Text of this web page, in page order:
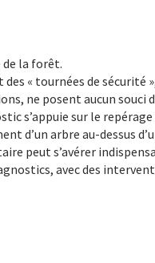
de la forêt.
« tournées de
ne posent aucun souci
s’appuie sur le
d’un arbre au-dessus
peut s’avérer
avec des